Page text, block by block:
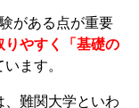
がある点が重要
りやすく「基礎の
ます。
、難関大学といわ